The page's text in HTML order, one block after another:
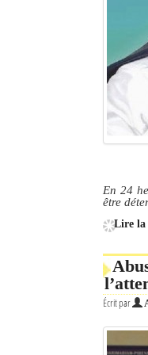
En 24
être
Lire la
Écrit par